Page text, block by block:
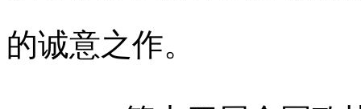
的诚意之作。